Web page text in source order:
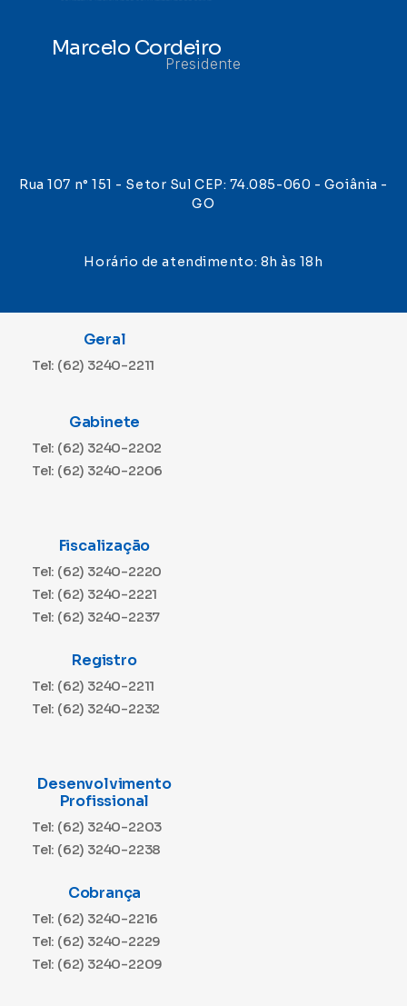
Marcelo Cordeiro
Presidente
Rua 107 n° 151 - Setor Sul CEP: 74.085-060 - Goiânia -
GO
Horário de atendimento: 8h às 18h
Geral
Tel: (62) 3240-2211
Gabinete
Tel: (62) 3240-2202
Tel: (62) 3240-2206
Fiscalização
Tel: (62) 3240-2220
Tel: (62) 3240-2221
Tel: (62) 3240-2237
Registro
Tel: (62) 3240-2211
Tel: (62) 3240-2232
Desenvolvimento
Profissional
Tel: (62) 3240-2203
Tel: (62) 3240-2238
Cobrança
Tel: (62) 3240-2216
Tel: (62) 3240-2229
Tel: (62) 3240-2209